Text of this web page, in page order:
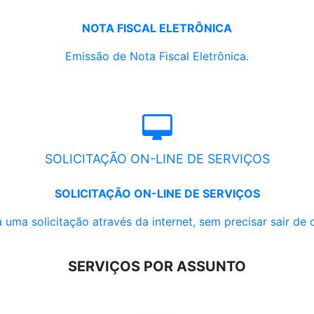
NOTA FISCAL ELETRÔNICA
Emissão de Nota Fiscal Eletrônica.
SOLICITAÇÃO ON-LINE DE SERVIÇOS
SOLICITAÇÃO ON-LINE DE SERVIÇOS
uma solicitação através da internet, sem precisar sair de
SERVIÇOS POR ASSUNTO